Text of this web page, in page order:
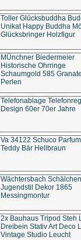
Toller Glücksbuddha
Unikat Happy Buddha
Glücksbringer Holzfigur
MÜnchner Biedermeier
Historische Ohrringe
Schaumgold 585
Perlen
Telefonablage
Design 60er 70er Jahre
Va 34122 Schuco
Teddy Bär Hellbraun
Wächtersbach Schälchen
Jugendstil Dekor 1865
Messingmontur
2x Bauhaus Tripod Steh
Dreibein Stativ Art Deco
Vintage Studio Leucht